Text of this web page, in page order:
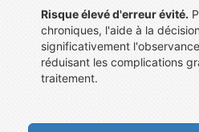
Risque élevé d'erreur évité.
chroniques, l'aide à la
significativement
réduisant les complications
traitement.